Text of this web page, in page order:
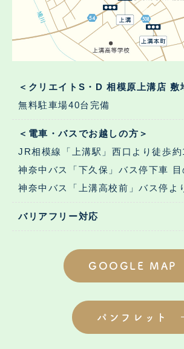
＜クリエイトS・D 相模原上溝店 敷
無料駐車場40台完備
＜電車・バスでお越しの方＞
JR相模線「上溝駅」西口より徒歩約
神奈中バス「下久保」バス停下車 目
神奈中バス「上溝高校前」バス停よ
バリアフリー対応
GOOGLE MAP
パンフレット